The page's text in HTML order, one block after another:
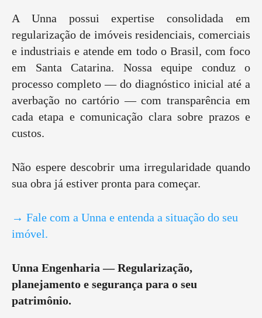
A Unna possui expertise consolidada em
regularização de imóveis residenciais, comerciais
e industriais e atende em todo o Brasil, com foco
em Santa Catarina. Nossa equipe conduz o
processo completo — do diagnóstico inicial até a
averbação no cartório — com transparência em
cada etapa e comunicação clara sobre prazos e
custos.
Não espere descobrir uma irregularidade quando
sua obra já estiver pronta para começar.
→ Fale com a Unna e entenda a situação do seu
imóvel.
Unna Engenharia — Regularização,
planejamento e segurança para o seu
patrimônio.